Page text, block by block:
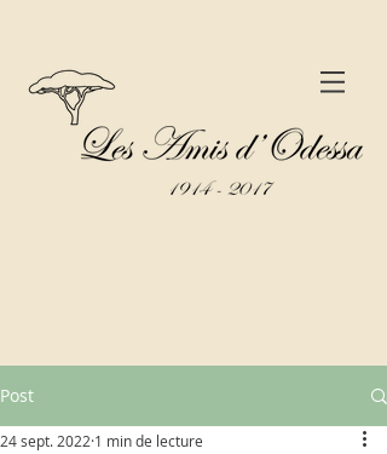
Post
24 sept. 2022 1 min de lecture